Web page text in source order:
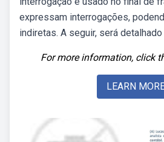
expressam interrogações,
indiretas. A seguir, será
For more information, click
LEARN